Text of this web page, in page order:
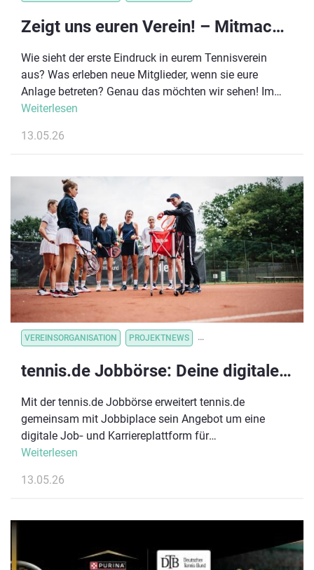
Zeigt uns euren Verein! – Mitmachaktion zu „Deutschland spielt Tennis“ gestartet #DEUTSCHLANDSPIELTTENNIS
Wie sieht der erste Eindruck in eurem Tennisverein
aus? Was erleben neue Mitglieder, wenn sie eure
Anlage betreten? Genau das möchten wir sehen! Im
Rahmen von „Deutschland spielt Tennis“ startet ab
ganz Deutschland. Gesucht werden kurze,
von euch.
Weiterlesen
13.05.26
VEREINSORGANISATION PROJEKTNEWS VEREINSVERWALTUNG
tennis.de Jobbörse: Deine digitale Karriereplattform im Tennissport
Mit der tennis.de Jobbörse erweitert tennis.de
gemeinsam mit Jobbiplace sein Angebot um eine
digitale Job‑ und Karriereplattform für
TennisDeutschland. Ziel ist es, Mitglieder, Spieler:innen,
Arbeitgebern aus der Region zu vernetzen und
zu machen.
Weiterlesen
13.05.26